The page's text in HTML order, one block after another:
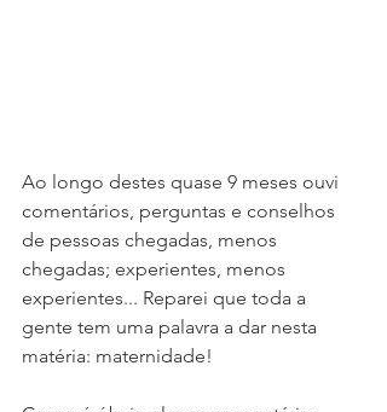
Ao longo destes quase 9 meses ouvi
comentários, perguntas e conselhos
de pessoas chegadas, menos
chegadas; experientes, menos
experientes... Reparei que toda a
gente tem uma palavra a dar nesta
matéria: maternidade!